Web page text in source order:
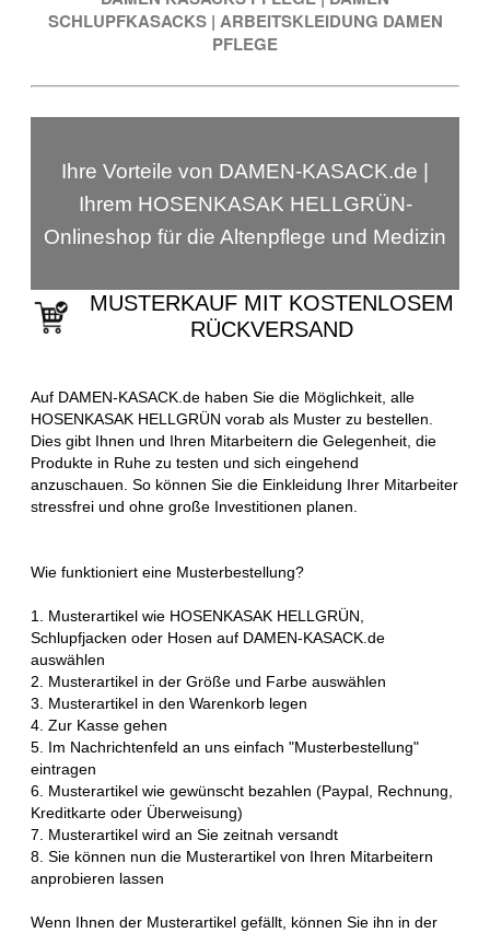
SCHLUPFKASACKS | ARBEITSKLEIDUNG DAMEN
PFLEGE
Ihre Vorteile von DAMEN-KASACK.de |
Ihrem HOSENKASAK HELLGRÜN-
Onlineshop für die Altenpflege und Medizin
MUSTERKAUF MIT KOSTENLOSEM
RÜCKVERSAND
Auf DAMEN-KASACK.de haben Sie die Möglichkeit, alle
HOSENKASAK HELLGRÜN vorab als Muster zu bestellen.
Dies gibt Ihnen und Ihren Mitarbeitern die Gelegenheit, die
Produkte in Ruhe zu testen und sich eingehend
anzuschauen. So können Sie die Einkleidung Ihrer Mitarbeiter
stressfrei und ohne große Investitionen planen.
Wie funktioniert eine Musterbestellung?
1. Musterartikel wie HOSENKASAK HELLGRÜN,
Schlupfjacken oder Hosen auf DAMEN-KASACK.de
auswählen
2. Musterartikel in der Größe und Farbe auswählen
3. Musterartikel in den Warenkorb legen
4. Zur Kasse gehen
5. Im Nachrichtenfeld an uns einfach "Musterbestellung"
eintragen
6. Musterartikel wie gewünscht bezahlen (Paypal, Rechnung,
Kreditkarte oder Überweisung)
7. Musterartikel wird an Sie zeitnah versandt
8. Sie können nun die Musterartikel von Ihren Mitarbeitern
anprobieren lassen
Wenn Ihnen der Musterartikel gefällt, können Sie ihn in der